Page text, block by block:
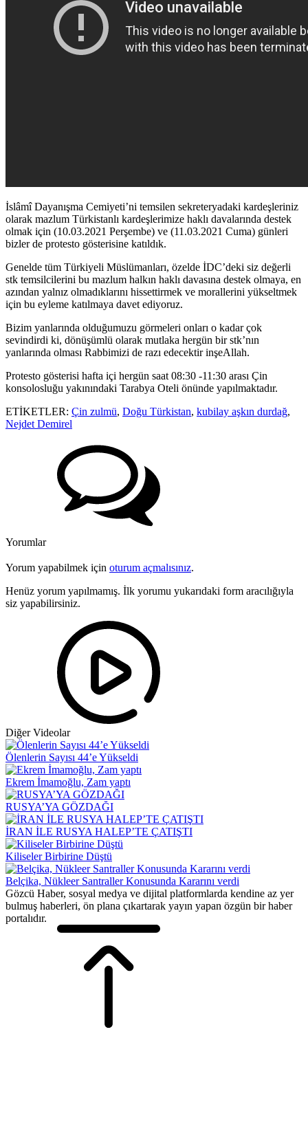
İslâmî Dayanışma Cemiyeti’ni temsilen sekreteryadaki kardeşleriniz
olarak mazlum Türkistanlı kardeşlerimize haklı davalarında destek
olmak için (10.03.2021 Perşembe) ve (11.03.2021 Cuma) günleri
bizler de protesto gösterisine katıldık.
Genelde tüm Türkiyeli Müslümanları, özelde İDC’deki siz değerli
stk temsilcilerini bu mazlum halkın haklı davasına destek olmaya, en
azından yalnız olmadıklarını hissettirmek ve morallerini yükseltmek
için bu eyleme katılmaya davet ediyoruz.
Bizim yanlarında olduğumuzu görmeleri onları o kadar çok
sevindirdi ki, dönüşümlü olarak mutlaka hergün bir stk’nın
yanlarında olması Rabbimizi de razı edecektir inşeAllah.
Protesto gösterisi hafta içi hergün saat 08:30 -11:30 arası Çin
konsolosluğu yakınındaki Tarabya Oteli önünde yapılmaktadır.
ETİKETLER: Çin zulmü, Doğu Türkistan, kubilay aşkın durdağ,
Nejdet Demirel
Yorumlar
Yorum yapabilmek için oturum açmalısınız.
Henüz yorum yapılmamış. İlk yorumu yukarıdaki form aracılığıyla
siz yapabilirsiniz.
Diğer Videolar
Ölenlerin Sayısı 44’e Yükseldi
Ekrem İmamoğlu, Zam yaptı
RUSYA’YA GÖZDAĞI
İRAN İLE RUSYA HALEP’TE ÇATIŞTI
Kiliseler Birbirine Düştü
Belçika, Nükleer Santraller Konusunda Kararını verdi
Gözcü Haber, sosyal medya ve dijital platformlarda kendine az yer
bulmuş haberleri, ön plana çıkartarak yayın yapan özgün bir haber
portalıdır.